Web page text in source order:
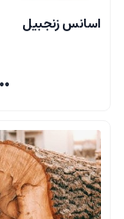
اسانس زنجبیل